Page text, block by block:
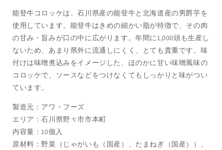
能登牛コロッケは、石川県産の能登牛と北海道産の男爵芋を
使用しています。能登牛はきめの細かい脂が特徴で、その肉
の甘み・旨みが口の中に広がります。年間に1,000頭も生産し
ないため、あまり県外に流通しにくく、とても貴重です。味
付けは味噌煮込みをイメージした、ほのかに甘い味噌風味の
コロッケで、ソースなどをつけなくてもしっかりと味がつい
ています。
製造元：アワ・フーズ
エリア：石川県野々市市本町
内容量：10個入
原材料：野菜（じゃがいも（国産）、たまねぎ（国産））、